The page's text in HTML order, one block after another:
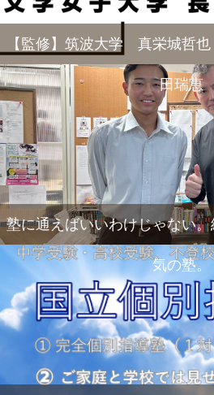
【監修】筑波大学 真栄城哲
田瑞恵
塾に通えばいいわけじゃない
気の塾。